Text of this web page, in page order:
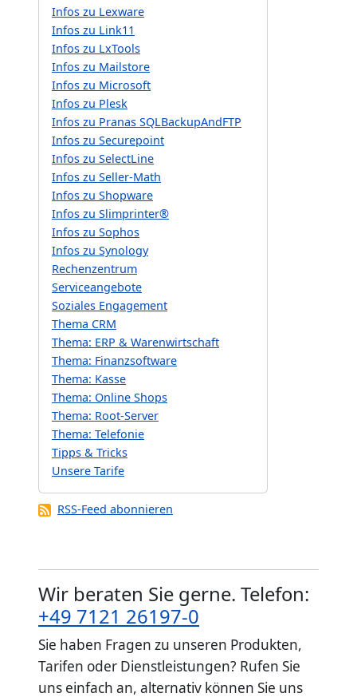
Infos zu Lexware
Infos zu Link11
Infos zu LxTools
Infos zu Mailstore
Infos zu Microsoft
Infos zu Plesk
Infos zu Pranas SQLBackupAndFTP
Infos zu Securepoint
Infos zu SelectLine
Infos zu Seller-Math
Infos zu Shopware
Infos zu Slimprinter®
Infos zu Sophos
Infos zu Synology
Rechenzentrum
Serviceangebote
Soziales Engagement
Thema CRM
Thema: ERP & Warenwirtschaft
Thema: Finanzsoftware
Thema: Kasse
Thema: Online Shops
Thema: Root-Server
Thema: Telefonie
Tipps & Tricks
Unsere Tarife
RSS-Feed abonnieren
Wir beraten Sie gerne. Telefon:
+49 7121 26197-0
Sie haben Fragen zu unseren Produkten,
Tarifen oder Dienstleistungen? Rufen Sie
uns einfach an, alternativ können Sie uns